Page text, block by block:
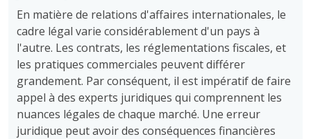
En matière de relations d'affaires internationales, le
cadre légal varie considérablement d'un pays à
l'autre. Les contrats, les réglementations fiscales, et
les pratiques commerciales peuvent différer
grandement. Par conséquent, il est impératif de faire
appel à des experts juridiques qui comprennent les
nuances légales de chaque marché. Une erreur
juridique peut avoir des conséquences financières